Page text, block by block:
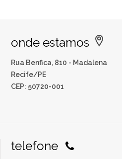
onde estamos
Rua Benfica, 810 - Madalena
Recife/PE
CEP: 50720-001
telefone